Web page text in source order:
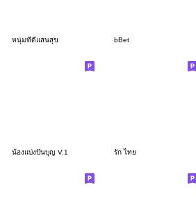
หนุ่มที่ดีแสนสุข bBet
น้องแบ่งปันบุญ V.1 รัก ไทย